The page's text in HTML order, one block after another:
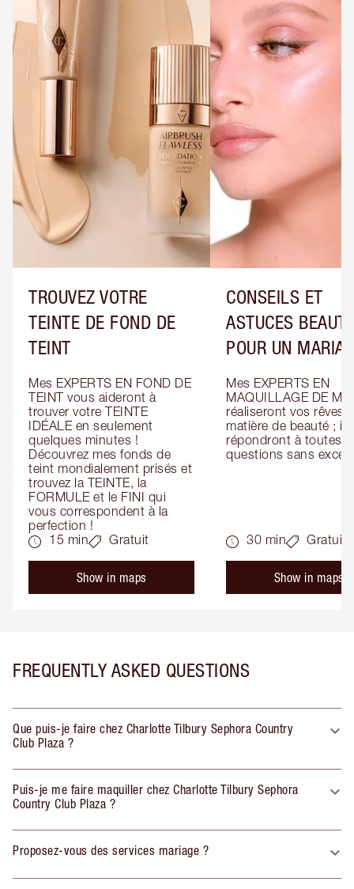
TROUVEZ VOTRE
TEINTE DE FOND DE
TEINT
Mes EXPERTS EN FOND DE
TEINT vous aideront à
trouver votre TEINTE
IDÉALE en seulement
quelques minutes !
Découvrez mes fonds de
teint mondialement prisés et
trouvez la TEINTE, la
FORMULE et le FINI qui
vous correspondent à la
perfection !
15 min
Gratuit
Show in maps
CONSEILS ET
ASTUCES
POUR UN
Mes EXPERTS EN
MAQUILLAGE DE
réaliseront vos rêves
matière de beauté ; ils
répondront à toutes
questions sans
30 min Gratuit
Show in maps
FREQUENTLY ASKED QUESTIONS
Que puis-je faire chez Charlotte Tilbury Sephora Country
Club Plaza ?
Puis-je me faire maquiller chez Charlotte Tilbury Sephora
Country Club Plaza ?
Proposez-vous des services mariage ?